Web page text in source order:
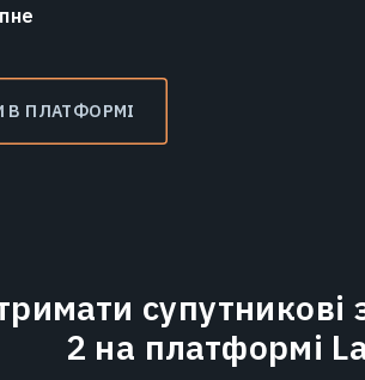
В ПЛАТФОРМІ
2 на платформі